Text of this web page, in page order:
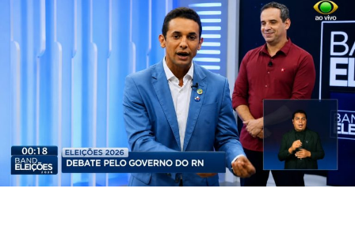
Agora, o desafio está lançado:se nada for encontrado
no celular de Allyson, Álvaro, Cadu e Robério
estariam dispostos a abrir mão de suas candidaturas